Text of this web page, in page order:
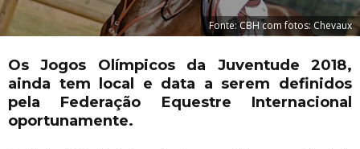
Fonte: CBH com fotos: Chevaux
Os Jogos Olímpicos da Juventude 2018,
ainda tem local e data a serem definidos
pela Federação Equestre Internacional
oportunamente.